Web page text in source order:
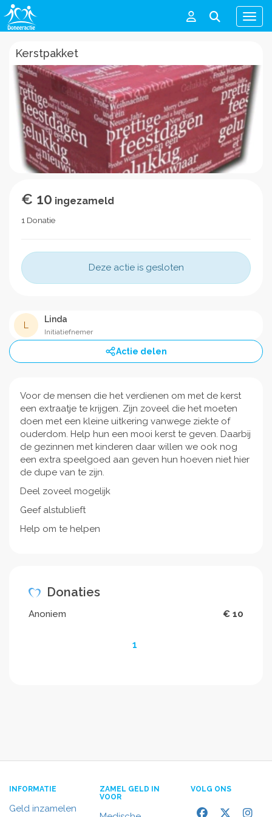
Menu
Kerstpakket
€ 10 ingezameld
1 Donatie
Deze actie is gesloten
Linda
Initiatiefnemer
Actie delen
Voor de mensen die het verdienen om met de kerst
een extraatje te krijgen. Zijn zoveel die het moeten
doen met een kleine uitkering vanwege ziekte of
ouderdom. Help hun een mooi kerst te geven. Daarbij
de gezinnen met kinderen daar willen we ook nog
een extra speelgoed aan geven hun hoeven niet hier
de dupe van te zijn.
Deel zoveel mogelijk
Geef alstublieft
Help om te helpen
Donaties
Anoniem € 10
1
INFORMATIE
Geld inzamelen
ZAMEL GELD IN
VOOR
VOLG ONS